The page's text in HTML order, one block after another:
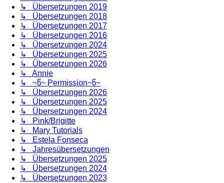
↳ Übersetzungen 2019
↳ Übersetzungen 2018
↳ Übersetzungen 2017
↳ Übersetzungen 2016
↳ Übersetzungen 2024
↳ Übersetzungen 2025
↳ Übersetzungen 2026
↳ Annie
↳ ~წ~ Permission~წ~
↳ Übersetzungen 2026
↳ Übersetzungen 2025
↳ Übersetzungen 2024
↳ Pink/Brigitte
↳ Mary Tutorials
↳ Estela Fonseca
↳ Jahresübersetzungen
↳ Übersetzungen 2025
↳ Übersetzungen 2024
↳ Übersetzungen 2023